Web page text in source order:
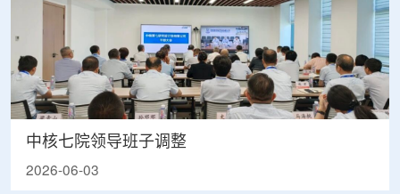
中核七院领导班子调整
2026-06-03